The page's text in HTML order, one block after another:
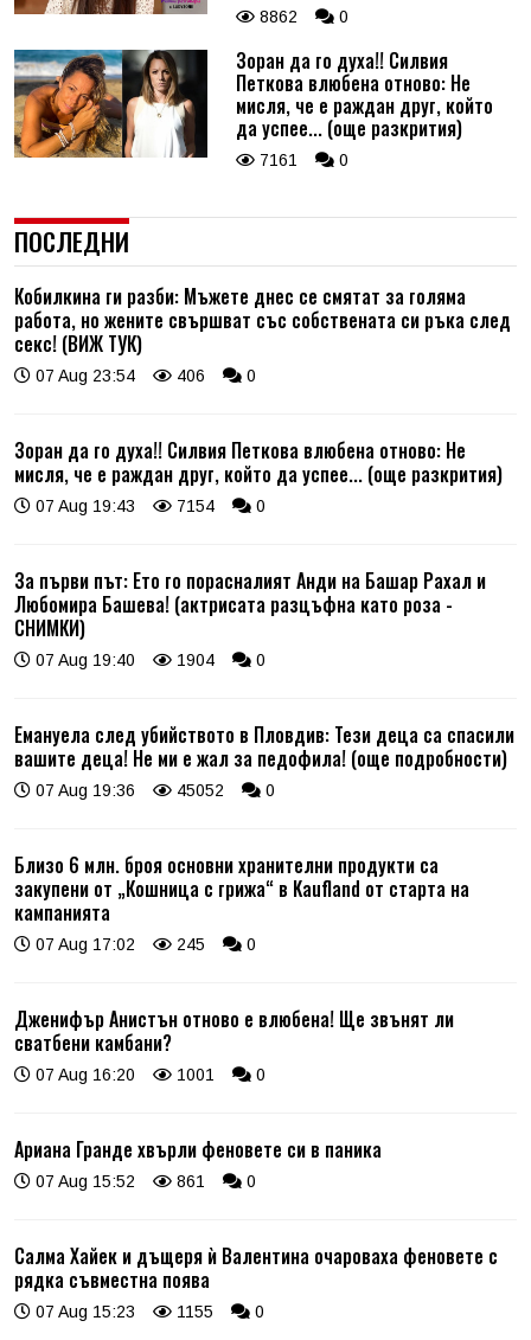
8862 0
Зоран да го духа!! Силвия
Петкова влюбена отново: Не
мисля, че е раждан друг, който
да успее... (още разкрития)
7161 0
ПОСЛЕДНИ
Кобилкина ги разби: Мъжете днес се смятат за голяма
работа, но жените свършват със собствената си ръка след
секс! (ВИЖ ТУК)
07 Aug 23:54 406 0
Зоран да го духа!! Силвия Петкова влюбена отново: Не
мисля, че е раждан друг, който да успее... (още разкрития)
07 Aug 19:43 7154 0
За първи път: Ето го порасналият Анди на Башар Рахал и
Любомира Башева! (актрисата разцъфна като роза -
СНИМКИ)
07 Aug 19:40 1904 0
Емануела след убийството в Пловдив: Тези деца са спасили
вашите деца! Не ми е жал за педофила! (още подробности)
07 Aug 19:36 45052 0
Близо 6 млн. броя основни хранителни продукти са
закупени от „Кошница с грижа“ в Kaufland от старта на
кампанията
07 Aug 17:02 245 0
Дженифър Анистън отново е влюбена! Ще звънят ли
сватбени камбани?
07 Aug 16:20 1001 0
Ариана Гранде хвърли феновете си в паника
07 Aug 15:52 861 0
Салма Хайек и дъщеря ѝ Валентина очароваха феновете с
рядка съвместна поява
07 Aug 15:23 1155 0